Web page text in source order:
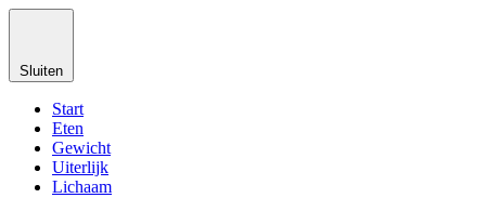
Sluiten
Start
Eten
Gewicht
Uiterlijk
Lichaam